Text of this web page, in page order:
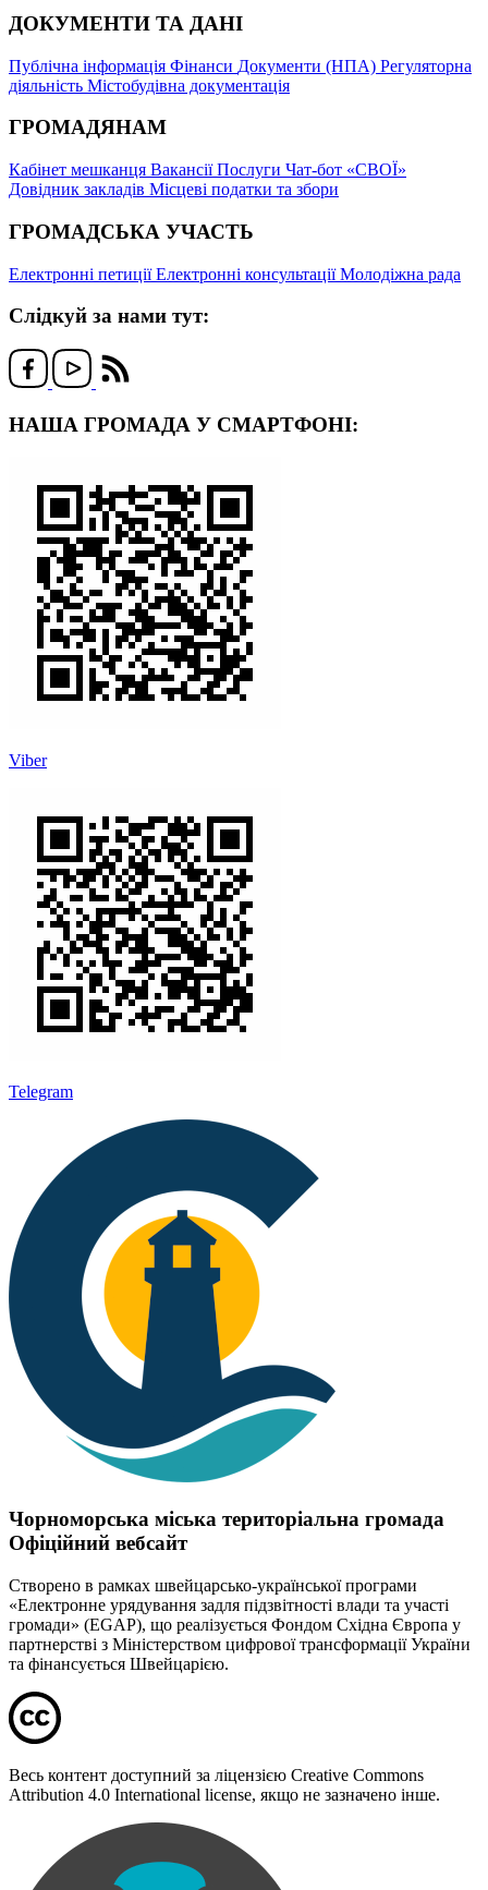
ДОКУМЕНТИ ТА ДАНІ
Публічна інформація Фінанси Документи (НПА) Регуляторна
діяльність Містобудівна документація
ГРОМАДЯНАМ
Кабінет мешканця ВакансіїПослуги Чат-бот «СВОЇ»
Довідник закладів Місцеві податки та збори
ГРОМАДСЬКА УЧАСТЬ
Електронні петиціїЕлектронні консультаціїМолодіжна рада
Слідкуй за нами тут:
НАША ГРОМАДА У СМАРТФОНІ:
Viber
Telegram
Чорноморська міська територіальна громада
Офіційний вебсайт
Створено в рамках швейцарсько-української програми
«Електронне урядування задля підзвітності влади та участі
громади» (EGAP), що реалізується Фондом Східна Європа у
партнерстві з Міністерством цифрової трансформації України
та фінансується Швейцарією.
Весь контент доступний за ліцензією Creative Commons
Attribution 4.0 International license, якщо не зазначено інше.